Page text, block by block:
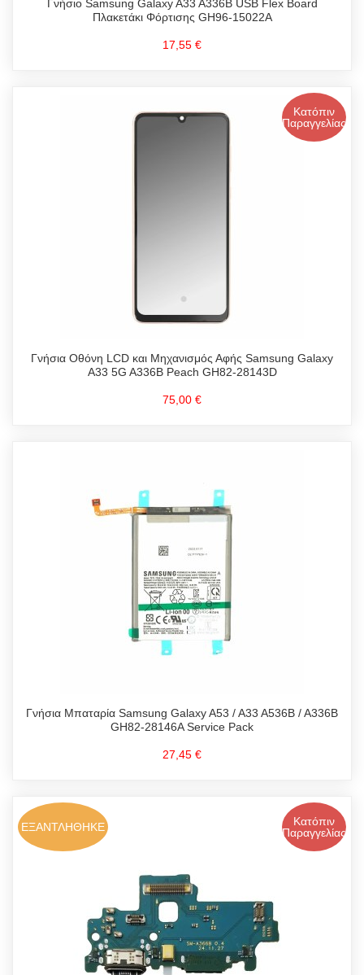
Γνήσιο Samsung Galaxy A33 A336B USB Flex Board
Πλακετάκι Φόρτισης GH96-15022A
17,55 €
Κατόπιν
Παραγγελίας
Γνήσια Οθόνη LCD και Μηχανισμός Αφής Samsung Galaxy
A33 5G A336B Peach GH82-28143D
75,00 €
Γνήσια Μπαταρία Samsung Galaxy A53 / A33 A536B / A336B
GH82-28146A Service Pack
27,45 €
ΕΞΑΝΤΛΗΘΗΚΕ
Κατόπιν
Παραγγελίας